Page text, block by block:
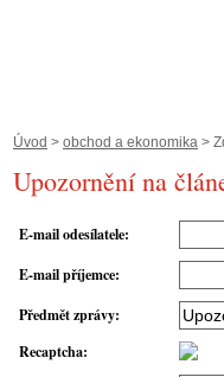
Úvod > obchod a ekonomika >
Upozornění na
E-mail odesílatele:
E-mail příjemce:
Předmět zprávy:
Recaptcha: